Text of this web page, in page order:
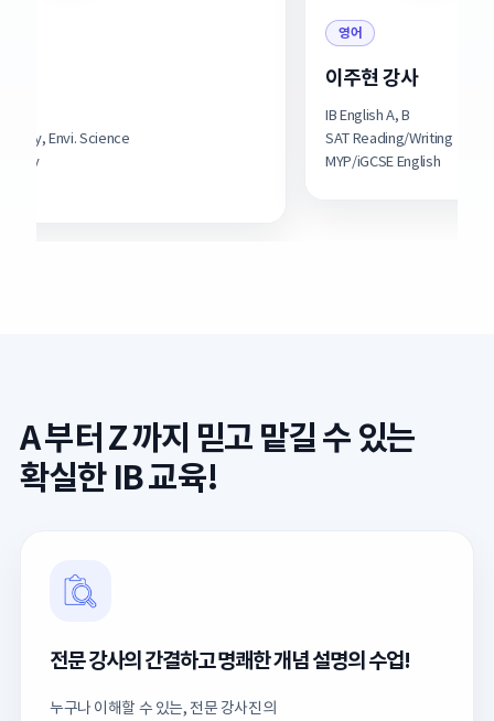
SAT Reading/Writing
A 부터 Z 까지 믿고 맡길 수 있는
확실한 IB 교육!
전문 강사의 간결하고 명쾌한 개념 설명의 수업!
누구나 이해할 수 있는, 전문 강사진의